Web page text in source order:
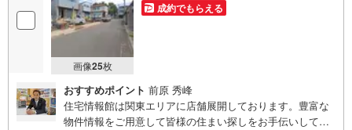
画像25枚
成約でもらえる
おすすめポイント 前原 秀峰
住宅情報館は関東エリアに店舗展開しております。豊富な
物件情報をご用意して皆様の住まい探しをお手伝いしてお